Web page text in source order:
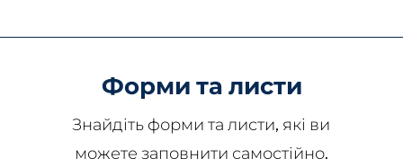
Форми та листи
Знайдіть форми та листи, які ви
можете заповнити самостійно.